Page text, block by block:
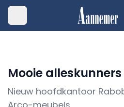
Mooie alleskunners
Nieuw hoofdkantoor